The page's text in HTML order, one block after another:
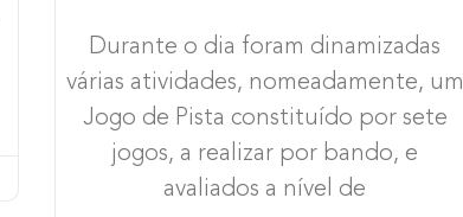
Durante o dia foram dinamizadas
várias atividades, nomeadamente, um
Jogo de Pista constituído por sete
jogos, a realizar por bando, e
avaliados a nível de